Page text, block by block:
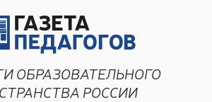
ОБРАЗОВАТЕЛЬНОГО
РОССИИ